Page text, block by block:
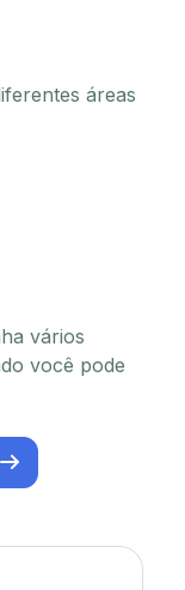
áreas
vários
você pode